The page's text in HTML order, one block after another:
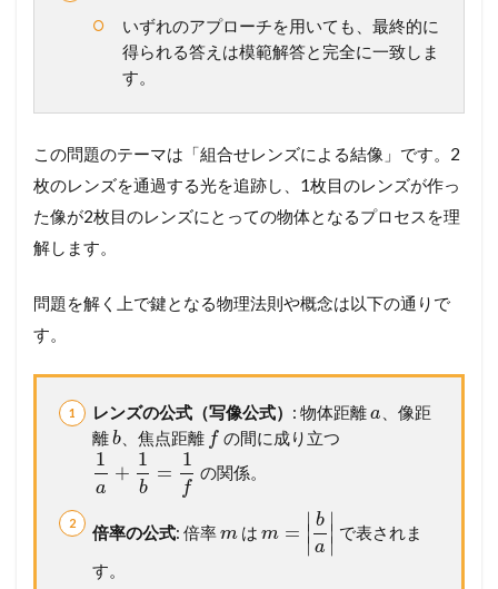
を
未
来
得
力
へ
完
タ
座
2
問
題
9
2
面
いずれのアプローチを用いても、最終的に
得られる答えは模範解答と完全に一致しま
す。
この問題のテーマは「組合せレンズによる結像」です。2
枚のレンズを通過する光を追跡し、1枚目のレンズが作っ
た像が2枚目のレンズにとっての物体となるプロセスを理
解します。
問題を解く上で鍵となる物理法則や概念は以下の通りで
す。
レンズの公式（写像公式） : 物体距離a 、像距
離b 、焦点距離 f の間に成り立つ
1
a
+
1
b
=
1
f
の関係。
倍率の公式: 倍率mは m =
∣
∣
∣
b
a
∣
∣
∣ で表されま
す。